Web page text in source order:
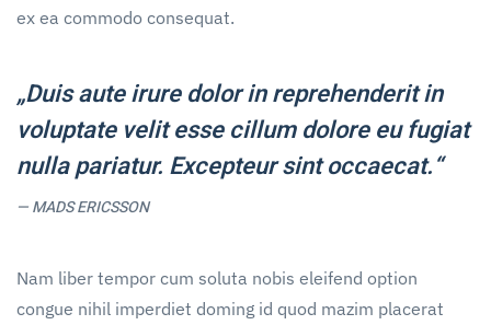
ex ea commodo consequat.
„Duis aute irure dolor in reprehenderit in
voluptate velit esse cillum dolore eu fugiat
nulla pariatur. Excepteur sint occaecat.“
MADS ERICSSON
Nam liber tempor cum soluta nobis eleifend option
congue nihil imperdiet doming id quod mazim placerat